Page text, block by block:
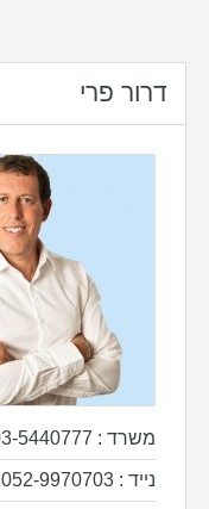
דרור פרי
משרד : 03-5440777
נייד : 052-9970703